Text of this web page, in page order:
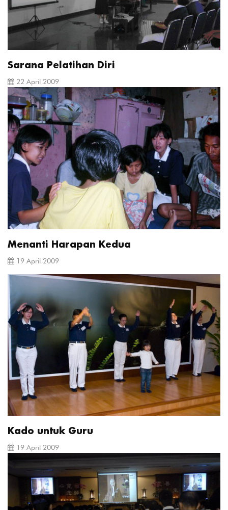
Sarana Pelatihan Diri
22 April 2009
Menanti Harapan Kedua
19 April 2009
Kado untuk Guru
19 April 2009